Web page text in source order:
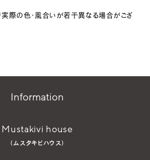
際の色・風合いが若干異なる場合がござ
Information
Mustakivi house
（ムスタキビハウス）